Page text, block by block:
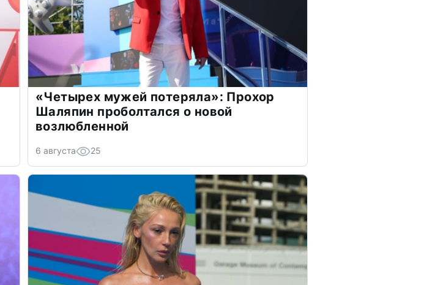
«Четырех мужей потеряла»: Прохор
Шаляпин проболтался о новой
возлюбленной
6 августа 25